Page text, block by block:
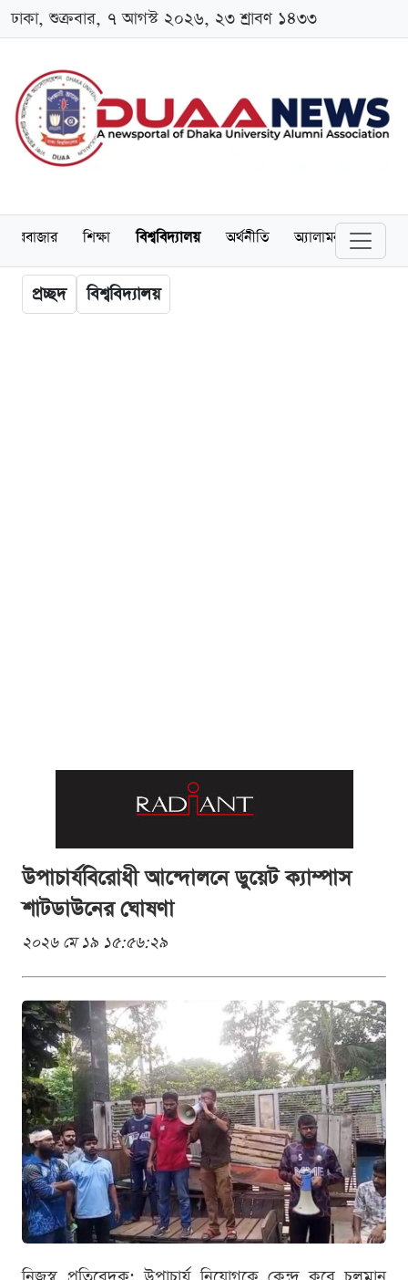
ঢাকা, শুক্রবার, ৭ আগস্ট ২০২৬, ২৩ শ্রাবণ ১৪৩৩
শিক্ষা বিশ্ববিদ্যালয় অর্থনীতি অ্যালামনাই
প্রচ্ছদ বিশ্ববিদ্যালয়
উপাচার্যবিরোধী আন্দোলনে ডুয়েট ক্যাম্পাস
শাটডাউনের ঘোষণা
২০২৬ মে ১৯ ১৫:৫৬:২৯